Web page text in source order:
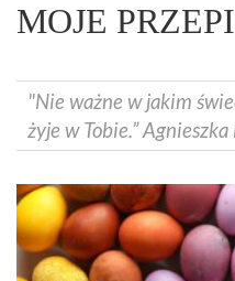
MOJE
"Nie ważne w jakim
żyje w Tobie.”